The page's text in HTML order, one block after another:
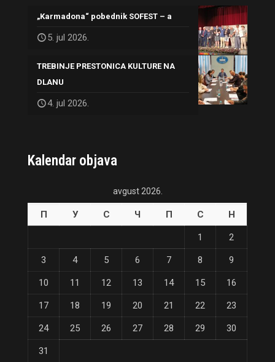
„Karmadona“ pobednik SOFEST – a
5. jul 2026.
TREBINJE PRESTONICA KULTURE NA
DLANU
4. jul 2026.
Kalendar objava
avgust 2026.
П У С Ч П С Н
1 2
3 4 5 6 7 8 9
10 11 12 13 14 15 16
17 18 19 20 21 22 23
24 25 26 27 28 29 30
31